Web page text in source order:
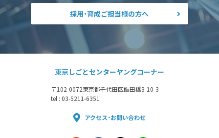
採用・育成ご担当様の方へ
東京しごとセンターヤングコーナー
〒102-0072東京都千代田区飯田橋3-10-3
tel : 03-5211-6351
アクセス・お問い合わせ